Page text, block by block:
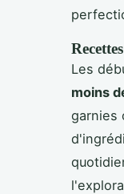
Les
moins
garnies